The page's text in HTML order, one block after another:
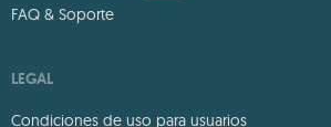
FAQ & Soporte
LEGAL
Condiciones de uso para usuarios